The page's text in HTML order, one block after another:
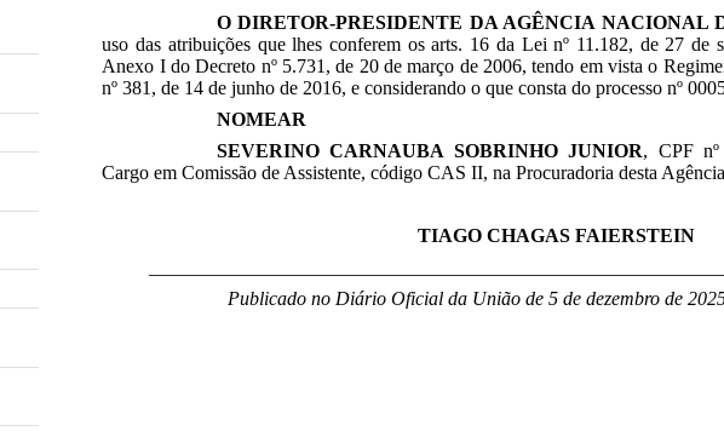
O DIRETOR-PRESIDENTE DA AGÊNCIA NACIONAL
uso das atribuições que lhes conferem os arts. 16 da Lei nº 11.182, de 27
Anexo I do Decreto nº 5.731, de 20 de março de 2006, tendo em vista o
nº 381, de 14 de junho de 2016, e considerando o que consta do processo nº
NOMEAR
SEVERINO CARNAUBA SOBRINHO JUNIOR, CPF
Cargo em Comissão de Assistente, código CAS II, na Procuradoria desta
TIAGO CHAGAS FAIERSTEIN
Publicado no Diário Oficial da União de 5 de dezembro de